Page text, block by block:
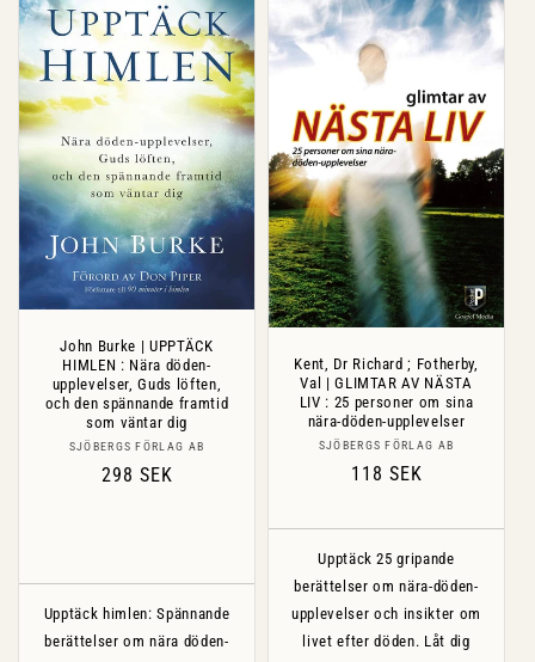
John Burke | UPPTÄCK
HIMLEN : Nära döden-
upplevelser, Guds löften,
och den spännande framtid
som väntar dig
Säljare:
SJÖBERGS FÖRLAG AB
Ordinarie
298 SEK
Upptäck himlen: Spännande
berättelser om nära döden-
Kent, Dr Richard ; Fotherby,
Val | GLIMTAR AV NÄSTA
LIV : 25 personer om sina
nära-döden-upplevelser
Säljare:
SJÖBERGS FÖRLAG AB
Ordinarie
118 SEK
Upptäck 25 gripande
berättelser om nära-döden-
upplevelser och insikter om
livet efter döden. Låt dig